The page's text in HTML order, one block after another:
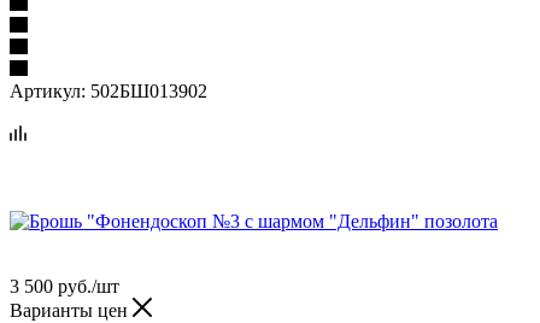
Артикул: 502БШ013902
3 500 руб./шт
Варианты цен